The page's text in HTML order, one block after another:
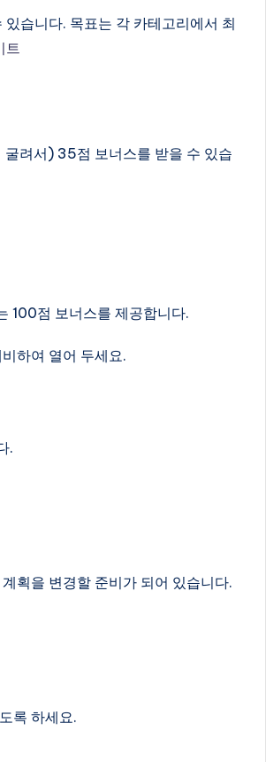
습니다. 목표는 각 카테고리에서 최
트
려서) 35점 보너스를 받을 수 있습
100점 보너스를 제공합니다.
하여 열어 두세요.
.
획을 변경할 준비가 되어 있습니다.
록 하세요.